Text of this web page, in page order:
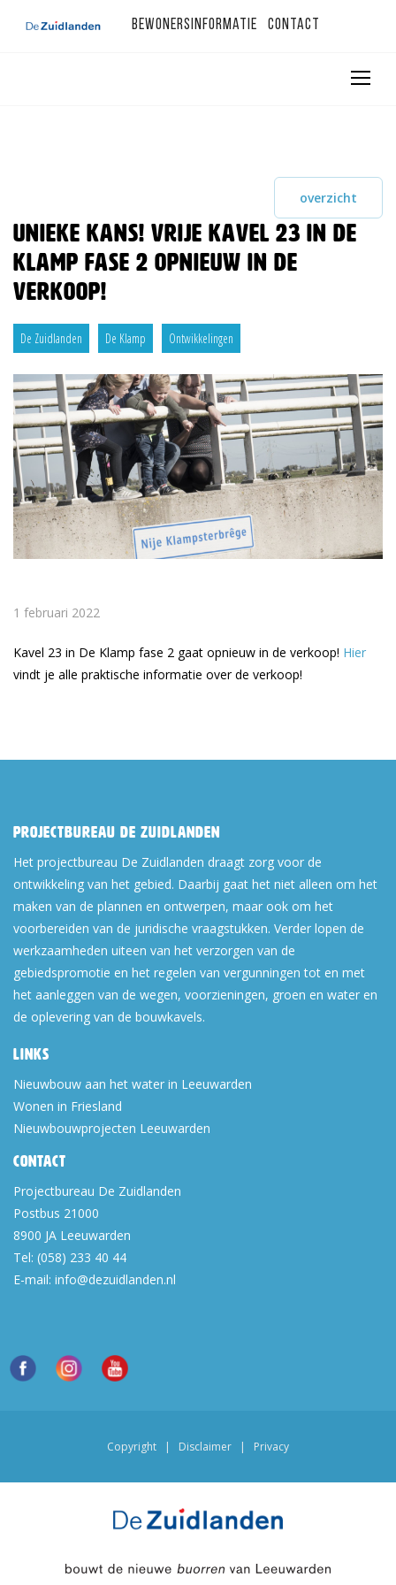
Bewonersinformatie Contact
overzicht
Unieke kans! Vrije kavel 23 in De
Klamp fase 2 opnieuw in de
verkoop!
De Zuidlanden De Klamp Ontwikkelingen
1 februari 2022
Kavel 23 in De Klamp fase 2 gaat opnieuw in de verkoop! Hier
vindt je alle praktische informatie over de verkoop!
Projectbureau De Zuidlanden
Het projectbureau De Zuidlanden draagt zorg voor de
ontwikkeling van het gebied. Daarbij gaat het niet alleen om het
maken van de plannen en ontwerpen, maar ook om het
voorbereiden van de juridische vraagstukken. Verder lopen de
werkzaamheden uiteen van het verzorgen van de
gebiedspromotie en het regelen van vergunningen tot en met
het aanleggen van de wegen, voorzieningen, groen en water en
de oplevering van de bouwkavels.
Links
Nieuwbouw aan het water in Leeuwarden
Wonen in Friesland
Nieuwbouwprojecten Leeuwarden
Contact
Projectbureau De Zuidlanden
Postbus 21000
8900 JA Leeuwarden
Tel: (058) 233 40 44
E-mail: info@dezuidlanden.nl
Copyright | Disclaimer | Privacy